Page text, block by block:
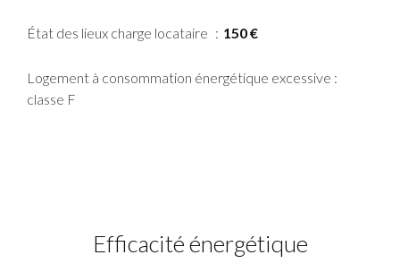
État des lieux charge locataire 150 €
Logement à consommation énergétique excessive :
classe F
Efficacité énergétique